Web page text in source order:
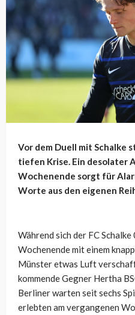
Vor dem Duell mit Schalke
tiefen Krise. Ein desolater
Wochenende sorgt für
Worte aus den eigenen
Während sich der FC
Wochenende mit einem
Münster etwas Luft
kommende Gegner Hertha
Berliner warten seit sechs
erlebten am vergangenen